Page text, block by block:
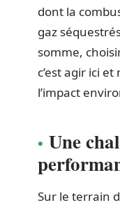
dont la
gaz
somme,
c’est agir ici
l’impact
Une
Sur le terrain